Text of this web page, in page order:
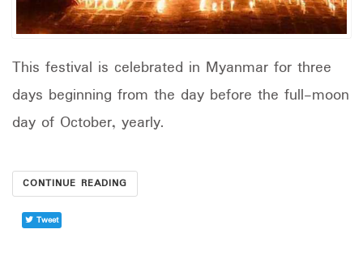
This festival is celebrated in Myanmar for three
days beginning from the day before the full-moon
day of October, yearly.
CONTINUE READING
Tweet